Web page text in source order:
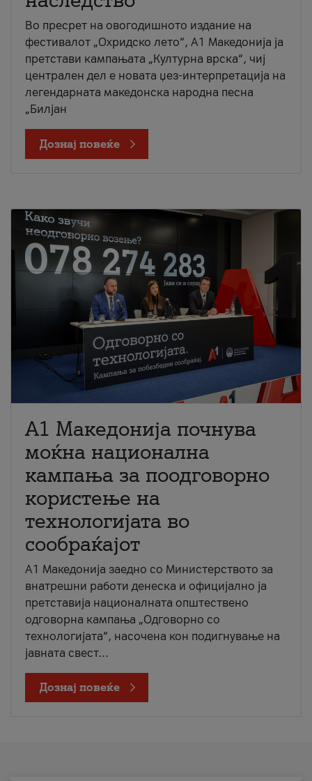
Во пресрет на овогодишното издание на
фестивалот „Охридско лето“, А1 Македонија ја
претстави кампањата „Културна врска“, чиј
централен дел е новата џез-интерпретација на
легендарната македонска народна песна
„Билјан
Дознај повеќе
A1 Македонија почнува
моќна национална
кампања за поодговорно
користење на
технологијата во
сообраќајот
A1 Македонија заедно со Министерството за
внатрешни работи денеска и официјално ја
претставија националната општествено
одговорна кампања „Одговорно со
технологијата“, насочена кон подигнување на
јавната свест...
Дознај повеќе